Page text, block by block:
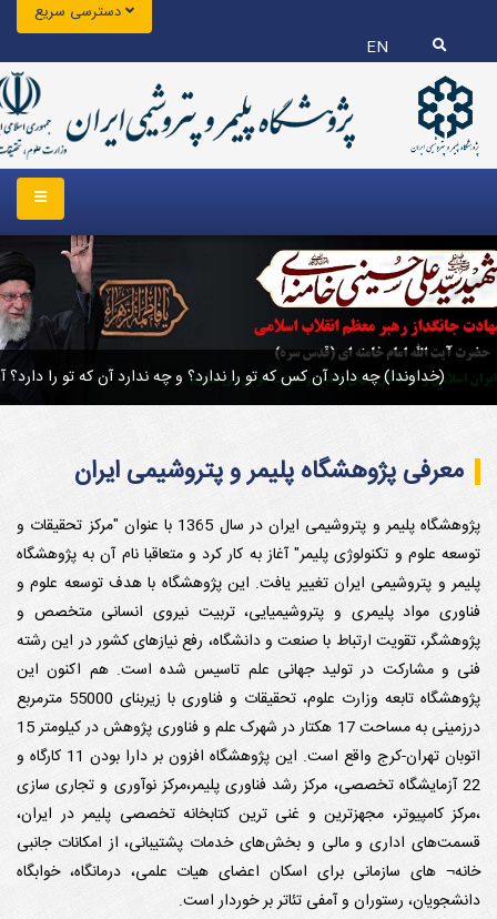
EN
دسترسی سریع
	(خداوندا) چه دارد آن کس که تو را ندارد؟ و چه ندارد آن که تو را دارد؟ آن کس که به جای تو چیز دیگری را پسندد و به آ
معرفی پژوهشگاه پلیمر و پتروشیمی ایران
پژوهشگاه پلیمر و پتروشیمی ایران در سال 1365 با عنوان "مرکز تحقیقات و
توسعه علوم و تکنولوژی پلیمر" آغاز به کار کرد و متعاقبا نام آن به پژوهشگاه
پلیمر و پتروشیمی ایران تغییر یافت. این پژوهشگاه با هدف توسعه علوم و
فناوری مواد پلیمری و پتروشیمیایی، تربیت نیروی انسانی متخصص و
پژوهشگر، تقویت ارتباط با صنعت و دانشگاه، رفع نیازهای کشور در این رشته
فنی و مشارکت در تولید جهانی علم تاسیس شده است. هم اکنون این
پژوهشگاه تابعه وزارت علوم، تحقیقات و فناوری با زیربنای 55000 مترمربع
درزمینی به مساحت 17 هکتار در شهرک علم و فناوری پژوهش در کیلومتر 15
اتوبان تهران-کرج واقع است. این پژوهشگاه افزون بر دارا بودن 11 کارگاه و
22 آزمایشگاه تخصصی، مرکز رشد فناوری پلیمر،مرکز نوآوری و تجاری سازی
،مرکز کامپیوتر، مجهزترین و غنی ترین کتابخانه تخصصی پلیمر در ایران،
قسمت‌های اداری‌ و ‌مالی و بخش‌های خدمات پشتیبانی، از امکانات جانبی
خانه¬ های سازمانی برای اسکان اعضای هیات علمی، درمانگاه، خوابگاه
دانشجویان، رستوران و آمفی تئاتر بر خوردار است.